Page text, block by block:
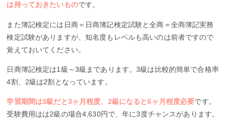
は持っておきたいものです。
また簿記検定には日商＝日商簿記検定試験と全商＝全商簿記実務
検定試験がありますが、知名度もレベルも高いのは前者ですので
覚えておいてください。
日商簿記検定は1級～3級まであります。3級は比較的簡単で合格率
4割、2級は2割となっています。
学習期間は3級だと3ヶ月程度、2級になると6ヶ月程度必要です。
受験費用はは2級の場合4,630円で、年に3度チャンスがあります。